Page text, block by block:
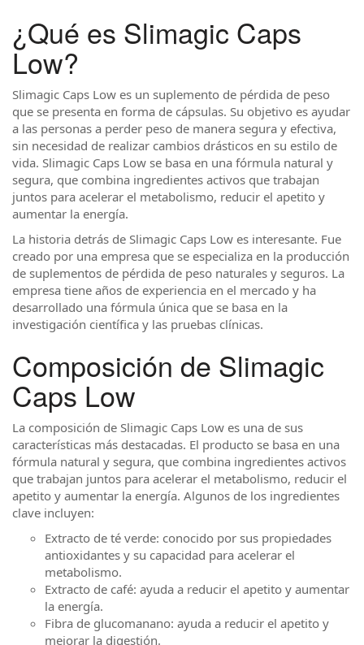
¿Qué es Slimagic Caps
Low?
Slimagic Caps Low es un suplemento de pérdida de peso
que se presenta en forma de cápsulas. Su objetivo es ayudar
a las personas a perder peso de manera segura y efectiva,
sin necesidad de realizar cambios drásticos en su estilo de
vida. Slimagic Caps Low se basa en una fórmula natural y
segura, que combina ingredientes activos que trabajan
juntos para acelerar el metabolismo, reducir el apetito y
aumentar la energía.
La historia detrás de Slimagic Caps Low es interesante. Fue
creado por una empresa que se especializa en la producción
de suplementos de pérdida de peso naturales y seguros. La
empresa tiene años de experiencia en el mercado y ha
desarrollado una fórmula única que se basa en la
investigación científica y las pruebas clínicas.
Composición de Slimagic
Caps Low
La composición de Slimagic Caps Low es una de sus
características más destacadas. El producto se basa en una
fórmula natural y segura, que combina ingredientes activos
que trabajan juntos para acelerar el metabolismo, reducir el
apetito y aumentar la energía. Algunos de los ingredientes
clave incluyen:
Extracto de té verde: conocido por sus propiedades
antioxidantes y su capacidad para acelerar el
metabolismo.
Extracto de café: ayuda a reducir el apetito y aumentar
la energía.
Fibra de glucomanano: ayuda a reducir el apetito y
mejorar la digestión.